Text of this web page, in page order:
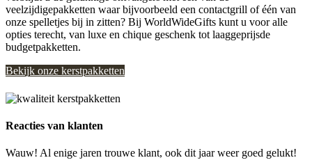
veelzijdigepakketten waar bijvoorbeeld een contactgrill of één van
onze spelletjes bij in zitten? Bij WorldWideGifts kunt u voor alle
opties terecht, van luxe en chique geschenk tot laaggeprijsde
budgetpakketten.
Bekijk onze kerstpakketten
Reacties van klanten
Wauw! Al enige jaren trouwe klant, ook dit jaar weer goed gelukt!